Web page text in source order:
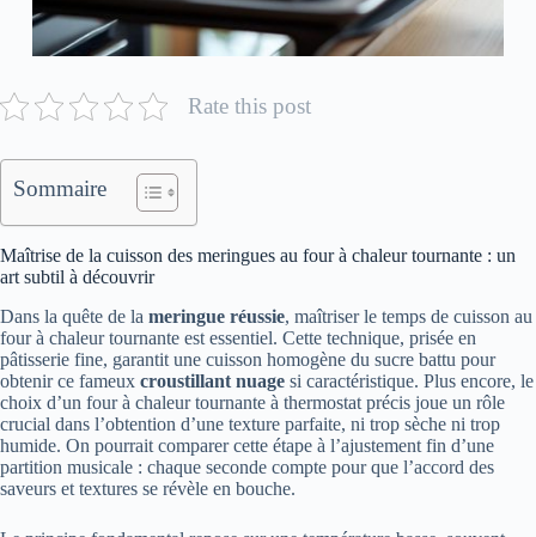
Rate this post
Sommaire
Maîtrise de la cuisson des meringues au four à chaleur tournante : un
art subtil à découvrir
Dans la quête de la meringue réussie, maîtriser le temps de cuisson au
four à chaleur tournante est essentiel. Cette technique, prisée en
pâtisserie fine, garantit une cuisson homogène du sucre battu pour
obtenir ce fameux croustillant nuage si caractéristique. Plus encore, le
choix d’un four à chaleur tournante à thermostat précis joue un rôle
crucial dans l’obtention d’une texture parfaite, ni trop sèche ni trop
humide. On pourrait comparer cette étape à l’ajustement fin d’une
partition musicale : chaque seconde compte pour que l’accord des
saveurs et textures se révèle en bouche.